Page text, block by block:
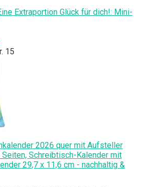
Extraportion Glück für dich!: Mini-
15
2026 quer mit Aufsteller
Seiten, Schreibtisch-Kalender mit
29,7 x 11,6 cm - nachhaltig &